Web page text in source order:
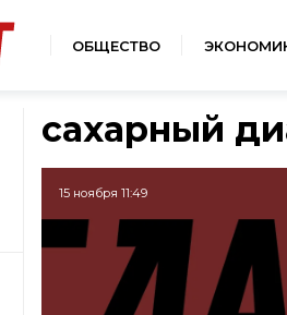
ОБЩЕСТВО
сахарный
15 ноября 11:49